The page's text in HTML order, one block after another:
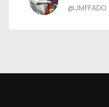
@JMFFADO